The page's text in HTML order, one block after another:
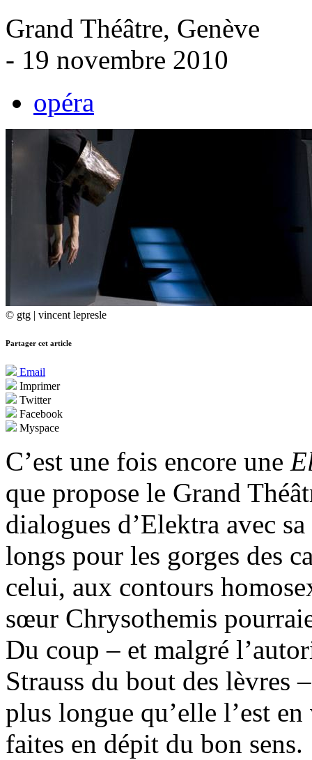
Grand Théâtre, Genève
- 19 novembre 2010
opéra
© gtg | vincent lepresle
Partager cet article
Email
Imprimer
Twitter
Facebook
Myspace
C’est une fois encore une
que propose le Grand
dialogues d’Elektra avec
longs pour les gorges des
celui, aux contours
sœur Chrysothemis
Du coup – et malgré
Strauss du bout des lèvres
plus longue qu’elle l’est
faites en dépit du bon sens.